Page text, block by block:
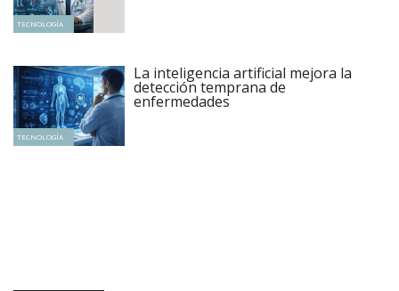
TECNOLOGÍA
TECNOLOGÍA
La inteligencia artificial mejora la
detección temprana de
enfermedades